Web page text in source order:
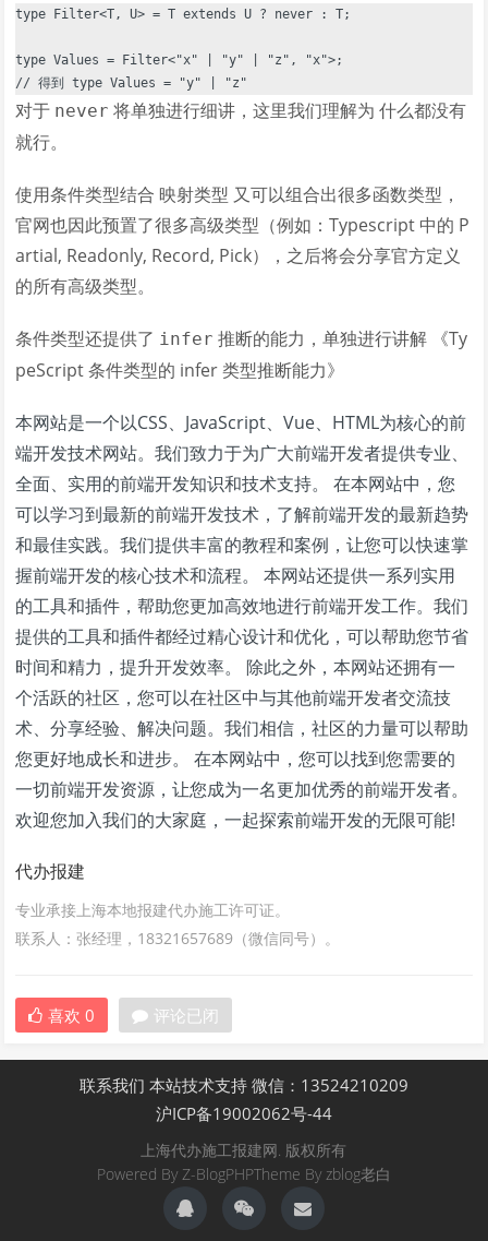
type Filter<T, U> = T extends U ? never : T;
type Values = Filter<"x" | "y" | "z", "x">;
对于 never 将单独进行细讲，这里我们理解为 什么都没有
就行。
使用条件类型结合 映射类型 又可以组合出很多函数类型，
官网也因此预置了很多高级类型（例如：Typescript 中的 P
artial, Readonly, Record, Pick），之后将会分享官方定义
的所有高级类型。
条件类型还提供了 infer 推断的能力，单独进行讲解 《Ty
peScript 条件类型的 infer 类型推断能力》
本网站是一个以CSS、JavaScript、Vue、HTML为核心的前
端开发技术网站。我们致力于为广大前端开发者提供专业、
全面、实用的前端开发知识和技术支持。 在本网站中，您
可以学习到最新的前端开发技术，了解前端开发的最新趋势
和最佳实践。我们提供丰富的教程和案例，让您可以快速掌
握前端开发的核心技术和流程。 本网站还提供一系列实用
的工具和插件，帮助您更加高效地进行前端开发工作。我们
提供的工具和插件都经过精心设计和优化，可以帮助您节省
时间和精力，提升开发效率。 除此之外，本网站还拥有一
个活跃的社区，您可以在社区中与其他前端开发者交流技
术、分享经验、解决问题。我们相信，社区的力量可以帮助
您更好地成长和进步。 在本网站中，您可以找到您需要的
一切前端开发资源，让您成为一名更加优秀的前端开发者。
欢迎您加入我们的大家庭，一起探索前端开发的无限可能!
代办报建
专业承接上海本地报建代办施工许可证。
联系人：张经理，18321657689（微信同号）。
喜欢 0 评论已闭
联系我们 本站技术支持 微信：13524210209
沪ICP备19002062号-44
上海代办施工报建网. 版权所有
Powered By Z-BlogPHPTheme By zblog老白